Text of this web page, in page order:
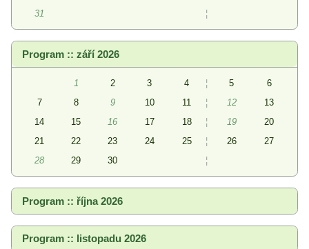
31
¦
Program :: září 2026
1 2 3 4 ¦ 5
6
7
8 9 10 11 ¦ 12
13
14
15 16 17 18 ¦ 19
20
21
22 23 24 25 ¦ 26
27
28
29 30 ¦
Program :: října 2026
Program :: listopadu 2026